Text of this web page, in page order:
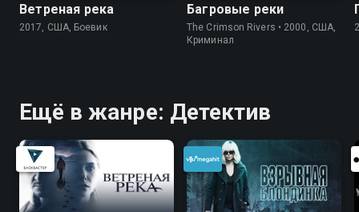
Ветреная река
2017, США, Боевик
Багровые реки
The Crimson Rivers • 2000, США,
Криминал
Ещё в жанре: Детектив